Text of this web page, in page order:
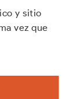
y sitio
vez que